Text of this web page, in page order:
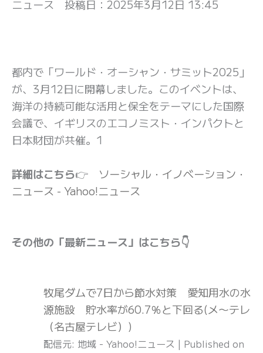
ニュース 投稿日： 2025年3月12日 13:45
都内で「ワールド・オーシャン・サミット2025」
が、3月12日に開幕しました。このイベントは、
海洋の持続可能な活用と保全をテーマにした国際
会議で、イギリスのエコノミスト・インパクトと
日本財団が共催。1
詳細はこちら👉 ソーシャル・イノベーション・
ニュース - Yahoo!ニュース
その他の「最新ニュース」はこちら👇
牧尾ダムで7日から節水対策 愛知用水の水
源施設 貯水率が60.7％と下回る(メ〜テレ
（名古屋テレビ）)
配信元: 地域 - Yahoo!ニュース
Published on